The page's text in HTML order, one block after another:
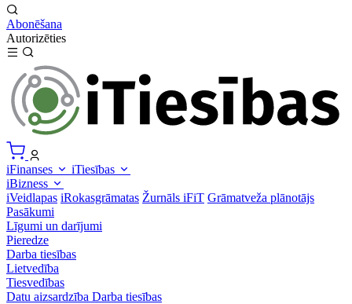
Abonēšana
Autorizēties
iFinanses
iTiesības
iBizness
iVeidlapas iRokasgrāmatas Žurnāls iFiT Grāmatveža plānotājs
Pasākumi
Līgumi un darījumi
Pieredze
Darba tiesības
Lietvedība
Tiesvedības
Datu aizsardzība Darba tiesības